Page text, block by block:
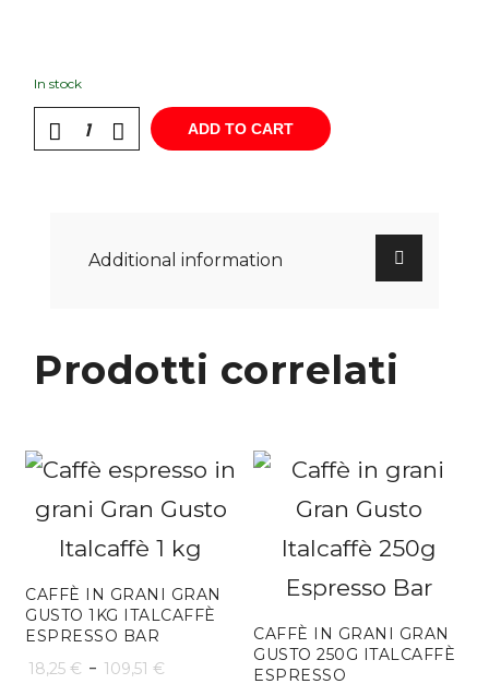
In stock
ADD TO CART
Additional information
Prodotti correlati
CAFFÈ IN GRANI GRAN
GUSTO 1KG ITALCAFFÈ
ESPRESSO BAR
18,25 € - 109,51 €
CAFFÈ IN GRANI GRAN
GUSTO 250G ITALCAFFÈ
ESPRESSO